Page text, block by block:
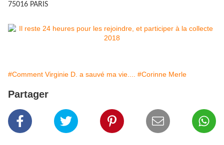
75016 PARIS
#Comment Virginie D. a sauvé ma vie.... #Corinne Merle
Partager